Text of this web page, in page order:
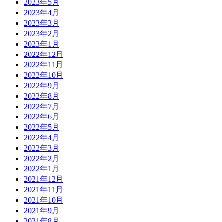
2023年5月
2023年4月
2023年3月
2023年2月
2023年1月
2022年12月
2022年11月
2022年10月
2022年9月
2022年8月
2022年7月
2022年6月
2022年5月
2022年4月
2022年3月
2022年2月
2022年1月
2021年12月
2021年11月
2021年10月
2021年9月